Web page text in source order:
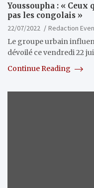
Youssoupha : «
pas les congolais »
22/07/2022
Redaction
Le groupe urbain
dévoilé ce vendredi 22
Continue Reading